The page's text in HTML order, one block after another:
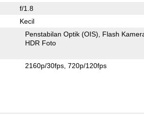
f/1.8
Kecil
Penstabilan Optik (OIS)
Flash
HDR Foto
2160p/30fps 720p/120fps